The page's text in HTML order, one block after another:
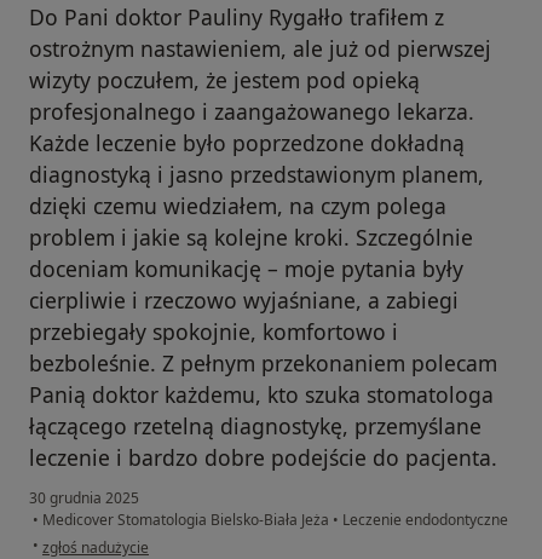
Do Pani doktor Pauliny Rygałło trafiłem z
ostrożnym nastawieniem, ale już od pierwszej
wizyty poczułem, że jestem pod opieką
profesjonalnego i zaangażowanego lekarza.
Każde leczenie było poprzedzone dokładną
diagnostyką i jasno przedstawionym planem,
dzięki czemu wiedziałem, na czym polega
problem i jakie są kolejne kroki. Szczególnie
doceniam komunikację – moje pytania były
cierpliwie i rzeczowo wyjaśniane, a zabiegi
przebiegały spokojnie, komfortowo i
bezboleśnie. Z pełnym przekonaniem polecam
Panią doktor każdemu, kto szuka stomatologa
łączącego rzetelną diagnostykę, przemyślane
leczenie i bardzo dobre podejście do pacjenta.
30 grudnia 2025
• Medicover Stomatologia Bielsko-Biała Jeża • Leczenie endodontyczne
• w opinii użytkownika Rafał
zgłoś nadużycie